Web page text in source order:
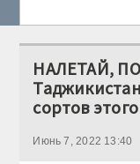
НАЛЕТАЙ,
сортов
Июнь 7, 2022 13:40